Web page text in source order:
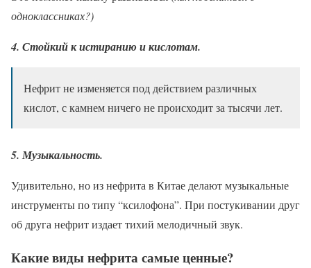
одноклассниках?)
4. Стойкий к истиранию и кислотам.
Нефрит не изменяется под действием различных
кислот, с камнем ничего не происходит за тысячи лет.
5. Музыкальность.
Удивительно, но из нефрита в Китае делают музыкальные
инструменты по типу “ксилофона”. При постукивании друг
об друга нефрит издает тихий мелодичный звук.
Какие виды нефрита самые ценные?